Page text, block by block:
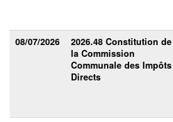
08/07/2026
2026.48 Constitution de
la Commission
Communale des Impôts
Directs